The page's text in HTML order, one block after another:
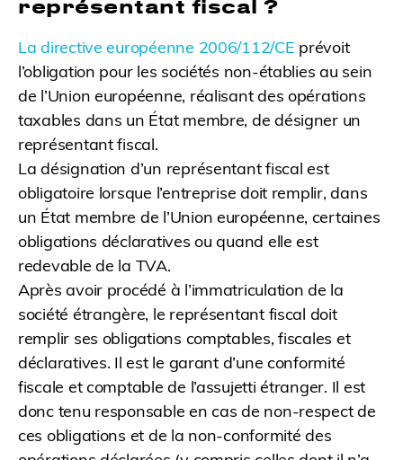
représentant fiscal ?
La directive européenne 2006/112/CE prévoit
l’obligation pour les sociétés non-établies au sein
de l’Union européenne, réalisant des opérations
taxables dans un État membre, de désigner un
représentant fiscal.
La désignation d’un représentant fiscal est
obligatoire lorsque l’entreprise doit remplir, dans
un État membre de l’Union européenne, certaines
obligations déclaratives ou quand elle est
redevable de la TVA.
Après avoir procédé à l’immatriculation de la
société étrangère, le représentant fiscal doit
remplir ses obligations comptables, fiscales et
déclaratives. Il est le garant d’une conformité
fiscale et comptable de l’assujetti étranger. Il est
donc tenu responsable en cas de non-respect de
ces obligations et de la non-conformité des